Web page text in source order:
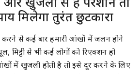
खुजली से है परेशान तो
मिलेगा तुरंत छुटकारा
से कई बार हमारी आंखों में जलन होने
मिट्टी से भी कई लोगों को रिएक्शन हो
में खुजली होती है तो इसे दूर करने के लिए